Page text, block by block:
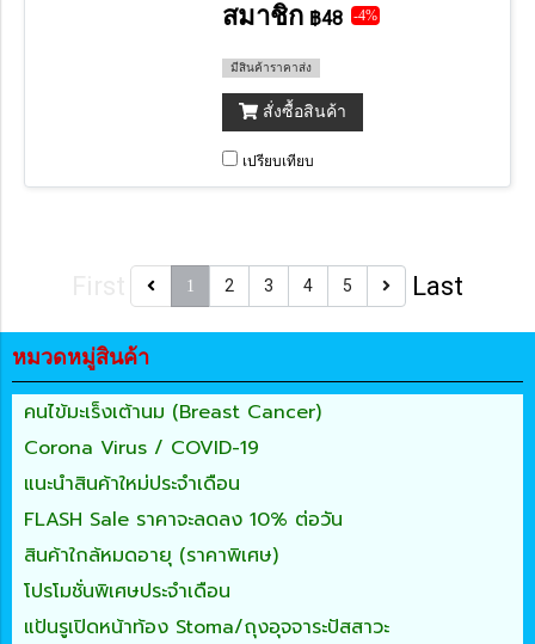
สมาชิก ฿48 -4%
มีสินค้าราคาส่ง
สั่งซื้อสินค้า
เปรียบเทียบ
1 2 3 4 5 Last
หมวดหมู่สินค้า
คนไข้มะเร็งเต้านม (Breast Cancer)
Corona Virus / COVID-19
แนะนำสินค้าใหม่ประจำเดือน
FLASH Sale ราคาจะลดลง 10% ต่อวัน
สินค้าใกล้หมดอายุ (ราคาพิเศษ)
โปรโมชั่นพิเศษประจำเดือน
แป้นรูเปิดหน้าท้อง Stoma/ถุงอุจจาระปัสสาวะ